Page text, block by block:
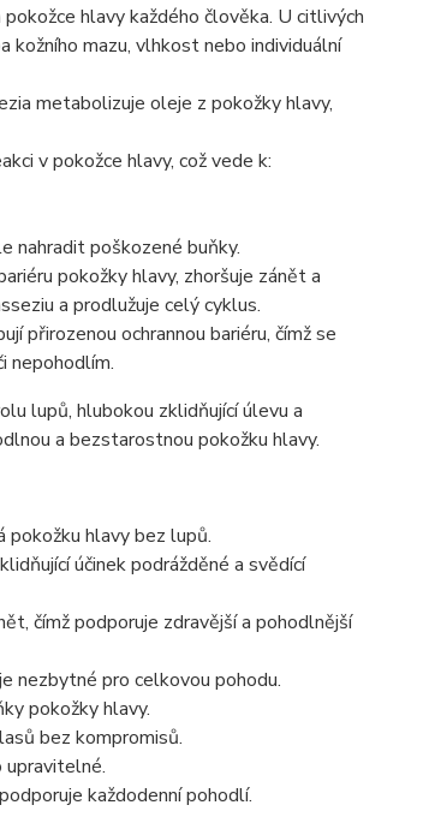
hlavy každého člověka. U citlivých
kožního mazu, vlhkost nebo individuální
metabolizuje oleje z pokožky hlavy,
v pokožce hlavy, což vede k:
nahradit poškozené buňky.
pokožky hlavy, zhoršuje zánět a
a prodlužuje celý cyklus.
přirozenou ochrannou bariéru, čímž se
nepohodlím.
lupů, hlubokou zklidňující úlevu a
a bezstarostnou pokožku hlavy.
pokožku hlavy bez lupů.
účinek podrážděné a svědící
čímž podporuje zdravější a pohodlnější
nezbytné pro celkovou pohodu.
pokožky hlavy.
bez kompromisů.
upravitelné.
každodenní pohodlí.